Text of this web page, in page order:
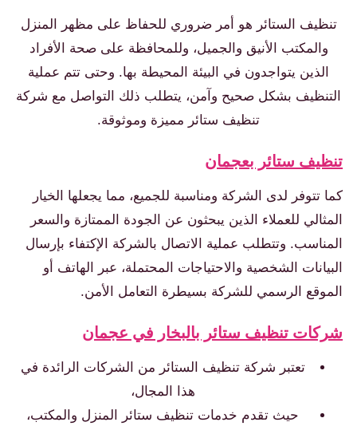
تنظيف الستائر هو أمر ضروري للحفاظ على مظهر المنزل
والمكتب الأنيق والجميل، وللمحافظة على صحة الأفراد
الذين يتواجدون في البيئة المحيطة بها. وحتى تتم عملية
التنظيف بشكل صحيح وآمن، يتطلب ذلك التواصل مع شركة
تنظيف ستائر مميزة وموثوقة.
تنظيف ستائر بعجمان
كما تتوفر لدى الشركة ومناسبة للجميع، مما يجعلها الخيار
المثالي للعملاء الذين يبحثون عن الجودة الممتازة والسعر
المناسب. وتتطلب عملية الاتصال بالشركة الإكتفاء بإرسال
البيانات الشخصية والاحتياجات المحتملة، عبر الهاتف أو
الموقع الرسمي للشركة بسيطرة التعامل الأمن.
شركات تنظيف ستائر بالبخار في عجمان
تعتبر شركة تنظيف الستائر من الشركات الرائدة في
هذا المجال،
حيث تقدم خدمات تنظيف ستائر المنزل والمكتب،